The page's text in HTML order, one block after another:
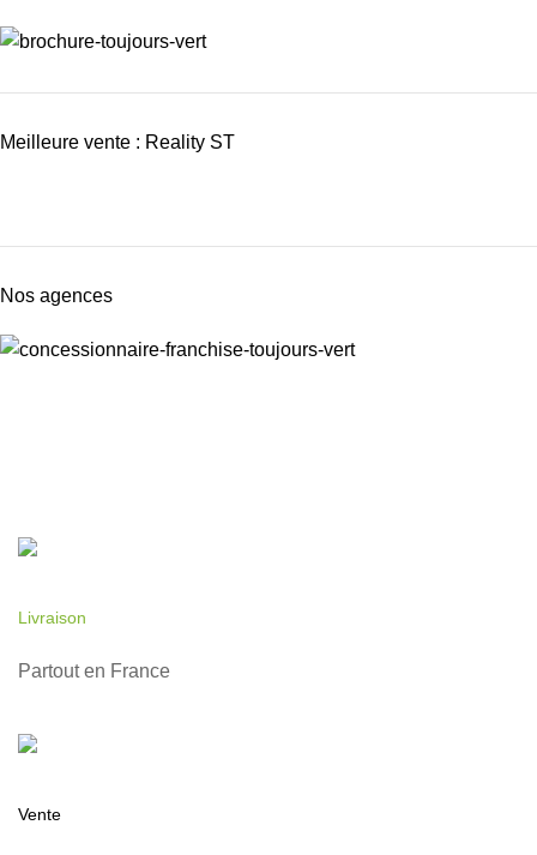
Meilleure vente : Reality ST
Nos agences
Livraison
Partout en France
Vente